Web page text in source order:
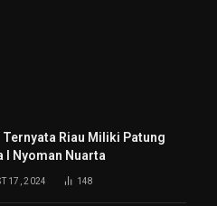
Ternyata Riau Miliki Patung
I Nyoman Nuarta
17, 2024 148